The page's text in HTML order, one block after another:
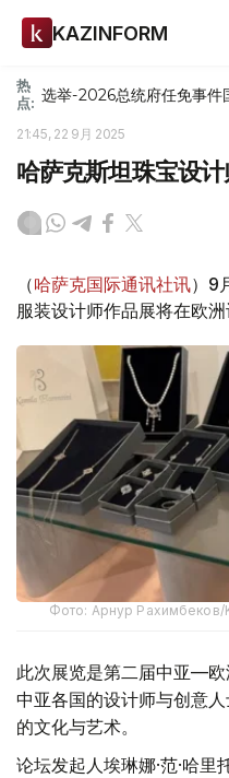
KAZINFORM
热
点: 选举-2026总统府任免事件
21:45, 22 9月 2025
哈萨克斯坦珠宝设
（哈萨克国际通讯社讯）9
服装设计师作品展将在欧洲
Фото: Арнур Рахимбеков/
此次展览是第二届中亚—
中亚各国的设计师与创意
的文化与艺术。
论坛发起人埃琳娜·范·哈